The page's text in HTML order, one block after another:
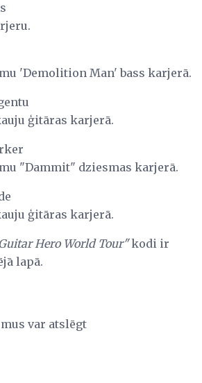
'Demolition Man' bass karjerā.
ģitāras karjerā.
"Dammit" dziesmas karjerā.
ģitāras karjerā.
Hero World Tour"kodi ir
lapā.
var atslēgt